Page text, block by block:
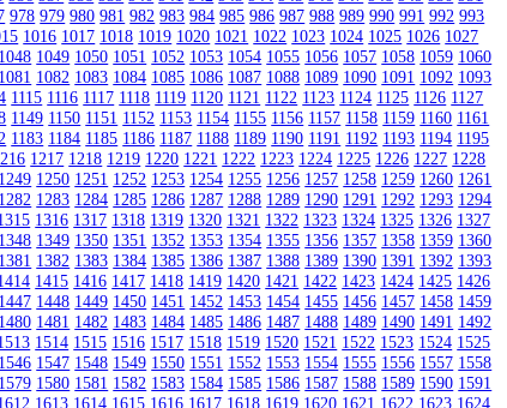
978 979 980 981 982 983 984 985 986 987 988 989 990 991 992 993
1016 1017 1018 1019 1020 1021 1022 1023 1024 1025 1026 1027
1048 1049 1050 1051 1052 1053 1054 1055 1056 1057 1058 1059 1060
1081 1082 1083 1084 1085 1086 1087 1088 1089 1090 1091 1092 1093
1115 1116 1117 1118 1119 1120 1121 1122 1123 1124 1125 1126 1127
1149 1150 1151 1152 1153 1154 1155 1156 1157 1158 1159 1160 1161
1183 1184 1185 1186 1187 1188 1189 1190 1191 1192 1193 1194 1195
1217 1218 1219 1220 1221 1222 1223 1224 1225 1226 1227 1228
1249 1250 1251 1252 1253 1254 1255 1256 1257 1258 1259 1260 1261
1282 1283 1284 1285 1286 1287 1288 1289 1290 1291 1292 1293 1294
1316 1317 1318 1319 1320 1321 1322 1323 1324 1325 1326 1327
1348 1349 1350 1351 1352 1353 1354 1355 1356 1357 1358 1359 1360
1381 1382 1383 1384 1385 1386 1387 1388 1389 1390 1391 1392 1393
1415 1416 1417 1418 1419 1420 1421 1422 1423 1424 1425 1426
1447 1448 1449 1450 1451 1452 1453 1454 1455 1456 1457 1458 1459
1480 1481 1482 1483 1484 1485 1486 1487 1488 1489 1490 1491 1492
1514 1515 1516 1517 1518 1519 1520 1521 1522 1523 1524 1525
1546 1547 1548 1549 1550 1551 1552 1553 1554 1555 1556 1557 1558
1579 1580 1581 1582 1583 1584 1585 1586 1587 1588 1589 1590 1591
1613 1614 1615 1616 1617 1618 1619 1620 1621 1622 1623 1624